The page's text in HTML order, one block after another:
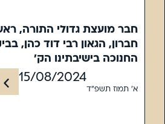
חבר מועצת גדולי התורה,
חברון, הגאון רבי דוד כהן,
החנוכה בישיבתינו הק'
א' תמוז תשפ"ד
15/08/2024